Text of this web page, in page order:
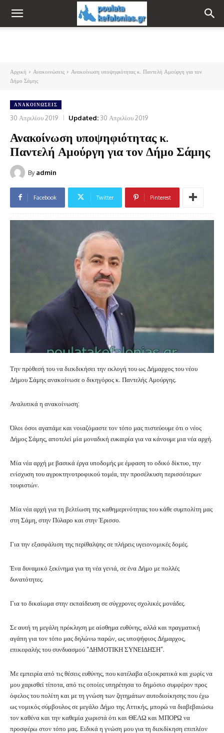
Αρχική Ανακοινώσεις
Ανακοίνωση υποψηφιότητας κ. Παντελή Αμούργη για τον
Δήμο Σάμης
ΑΝΑΚΟΙΝΏΣΕΙΣ
30 Απριλίου 2019 Updated: 30 Απριλίου 2019
Ανακοίνωση υποψηφιότητας κ.
Παντελή Αμούργη για τον Δήμο Σάμης
By admin
Facebook Twitter Pinterest
Την πρόθεσή του να διεκδικήσει την εκλογή του ως Δήμαρχος του νέου
Δήμου Σάμης ανακοίνωσε ο δικηγόρος κ. Παντελής Αμούργης.
Αναλυτικά η ανακοίνωση:
Όλοι όσοι αγαπάμε και νοιαζόμαστε τον τόπο μας πιστεύουμε ότι ο νέος
Δήμος Σάμης, αποτελεί μία μοναδική ευκαιρία για να κάνουμε μια νέα αρχή.
Μία νέα αρχή με βασικά έργα υποδομής με έμφαση το οδικό δίκτυο, την
ενίσχυση του αγροκτηνοτροφικού τομέα, την προσέλκυση περισσότερων
τουριστών.
Μία νέα αρχή για τη βελτίωση της καθημερινότητας του κάθε συμπολίτη μας
στη Σάμη, στην Πύλαρο και στην Έρισσο.
Για την εξασφάλιση της περίθαλψης σε πλήρεις υγειονομικές δομές.
Ένα δυναμικό ξεκίνημα για τη νέα γενιά, σε ένα Δήμο με πολλές
δυνατότητες.
Για το δικαίωμα στην εκπαίδευση σε σύγχρονες σχολικές μονάδες.
Σε αυτή τη μεγάλη πρόκληση με αίσθημα ευθύνης, αλλά και πραγματική
αγάπη για τον τόπο μας δηλώνω παρών, ως υποψήφιος Δήμαρχος,
επικεφαλής του συνδυασμού “ΔΗΜΟΤΙΚΗ ΣΥΝΕΙΔΗΣΗ”.
Με εμπειρία από τις θέσεις ευθύνης, που κατέλαβα αξιοκρατικά και χωρίς να
μου χαρισθεί τίποτα, από τις οποίες υπηρέτησα το δημόσιο συμφέρον προς
όφελος του πολίτη και με τη γνώση των ζητημάτων αυτοδιοίκησης που έχω
ως νομικός σύμβουλος σε μεγάλο Δήμο της Αττικής, μπορώ να διαβεβαιώσω
τον καθένα και την καθεμία χωριστά ότι και ΘΕΛΩ και ΜΠΟΡΩ να
προσφέρω στον τόπο μας. Ειδικά η γνώση μου για τη διεκδίκηση επιπλέον